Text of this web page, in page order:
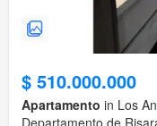
$ 510.000.000
Apartamento in Los